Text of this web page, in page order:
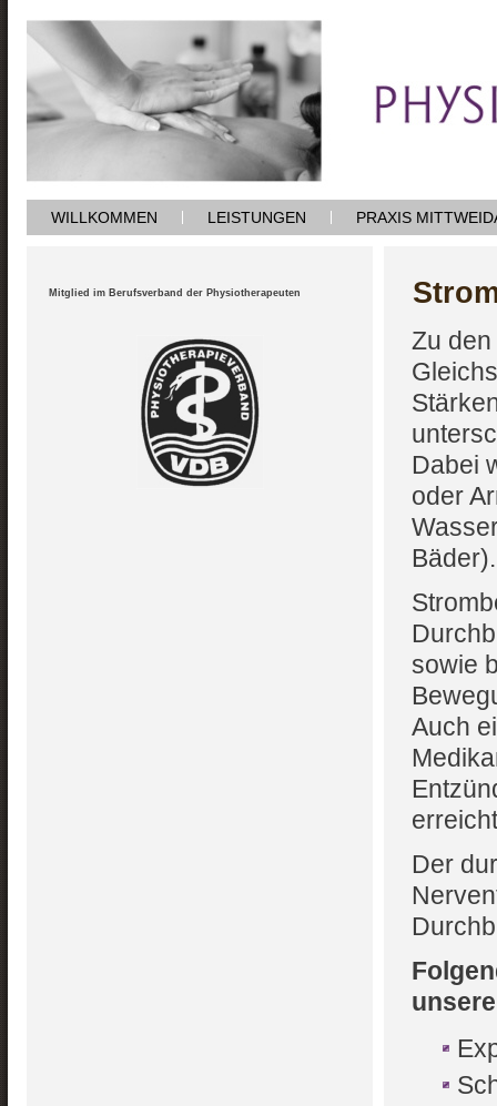
WILLKOMMEN LEISTUNGEN PRAXIS
Mitglied im Berufsverband der Physiotherapeuten
Zu
Dabei
oder
Bäder).
sowie
Auch
Der